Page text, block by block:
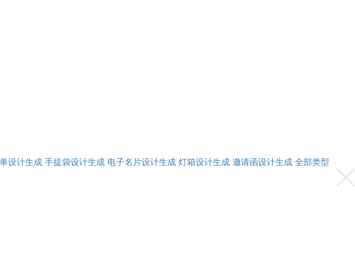
设计生成 手提袋设计生成 电子名片设计生成 灯箱设计生成 邀请函设计生成 全部类型